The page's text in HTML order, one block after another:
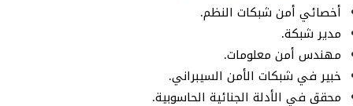
أخصائي أمن شبكات النظم.
مدير شبكة.
مهندس أمن معلومات.
خبير في شبكات الأمن السيبراني.
محقق في الأدلة الجنائية الحاسوبية.